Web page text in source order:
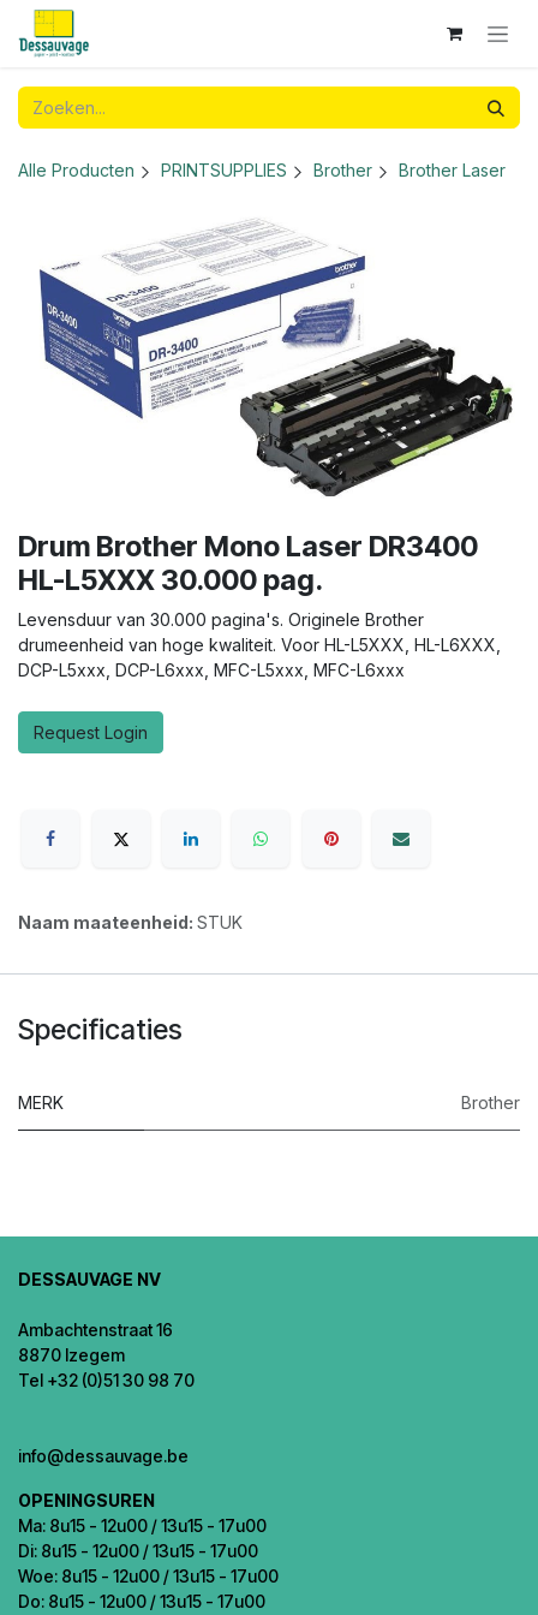
Overslaan naar inhoud
Alle Producten PRINTSUPPLIES Brother Brother Laser
Drum Brother Mono Laser DR3400
HL-L5XXX 30.000 pag.
Levensduur van 30.000 pagina's. Originele Brother
drumeenheid van hoge kwaliteit. Voor HL-L5XXX, HL-L6XXX,
DCP-L5xxx, DCP-L6xxx, MFC-L5xxx, MFC-L6xxx
Request Login
Naam maateenheid: STUK
Specificaties
MERK Brother
DESSAUVAGE NV
Ambachtenstraat 16
8870 Izegem
Tel +32 (0)51 30 98 70
info@dessauvage.be
OPENINGSUREN
Ma: 8u15 - 12u00 / 13u15 - 17u00
Di: 8u15 - 12u00 / 13u15 - 17u00
Woe: 8u15 - 12u00 / 13u15 - 17u00
Do: 8u15 - 12u00 / 13u15 - 17u00